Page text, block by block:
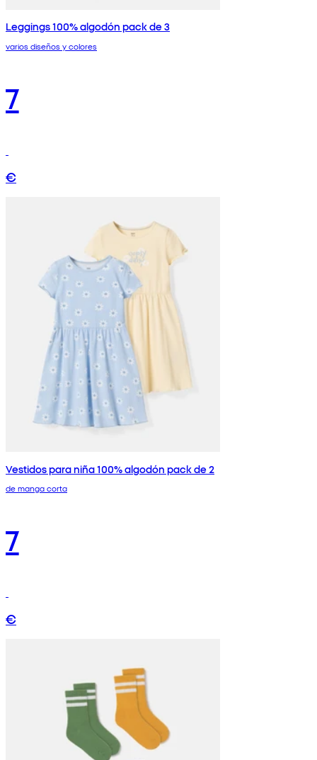
Leggings 100% algodón pack de 3
varios diseños y colores
7
€
Vestidos para niña 100% algodón pack de 2
de manga corta
7
€